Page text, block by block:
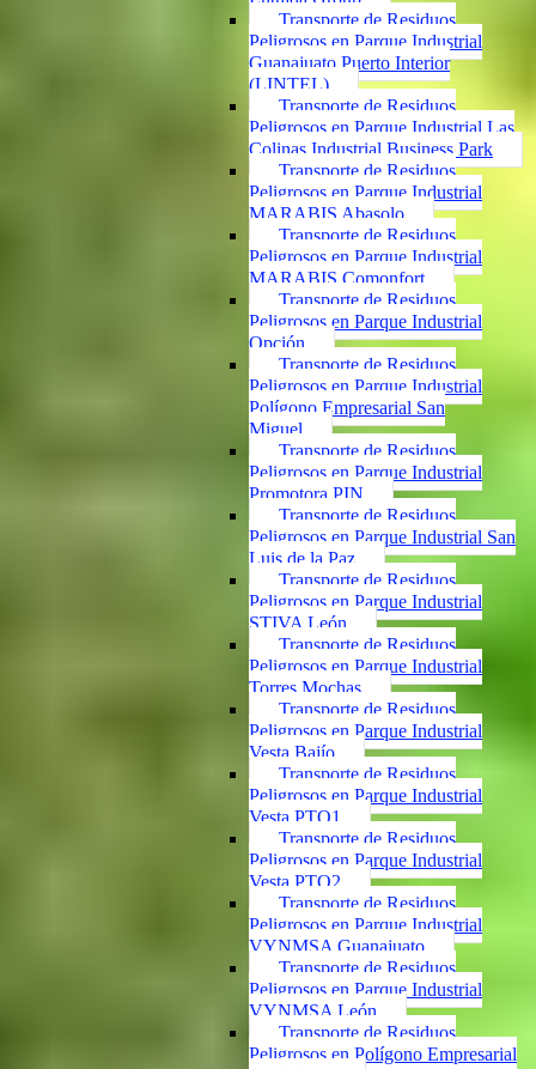
Transporte de Residuos
Peligrosos en Parque Industrial
Guanajuato Puerto Interior
(LINTEL)
Transporte de Residuos
Peligrosos en Parque Industrial Las
Colinas Industrial Business Park
Transporte de Residuos
Peligrosos en Parque Industrial
MARABIS Abasolo
Transporte de Residuos
Peligrosos en Parque Industrial
MARABIS Comonfort
Transporte de Residuos
Peligrosos en Parque Industrial
Opción
Transporte de Residuos
Peligrosos en Parque Industrial
Polígono Empresarial San
Miguel
Transporte de Residuos
Peligrosos en Parque Industrial
Promotora PIN
Transporte de Residuos
Peligrosos en Parque Industrial San
Luis de la Paz
Transporte de Residuos
Peligrosos en Parque Industrial
STIVA León
Transporte de Residuos
Peligrosos en Parque Industrial
Torres Mochas
Transporte de Residuos
Peligrosos en Parque Industrial
Vesta Bajío
Transporte de Residuos
Peligrosos en Parque Industrial
Vesta PTO1
Transporte de Residuos
Peligrosos en Parque Industrial
Vesta PTO2
Transporte de Residuos
Peligrosos en Parque Industrial
VYNMSA Guanajuato
Transporte de Residuos
Peligrosos en Parque Industrial
VYNMSA León
Transporte de Residuos
Peligrosos en Polígono Empresarial